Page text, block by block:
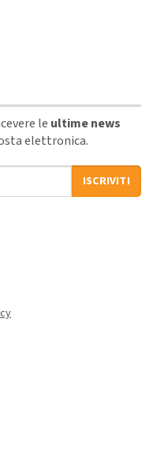
le ultime news
elettronica.
ISCRIVITI